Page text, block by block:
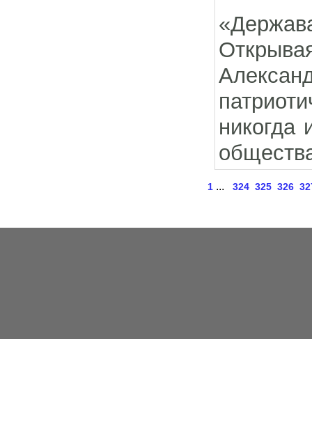
никогда
1 ... 324 325 326